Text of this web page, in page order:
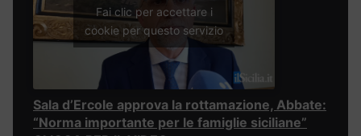
Fai clic per accettare i
cookie per questo servizio
Sala d’Ercole approva la rottamazione, Abbate:
“Norma importante per le famiglie siciliane”